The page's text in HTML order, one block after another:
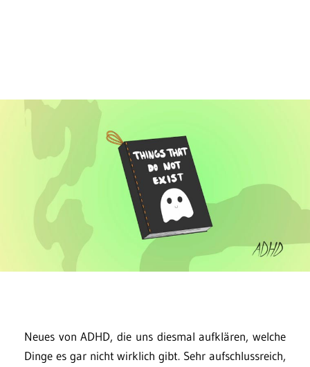
Neues von ADHD, die uns diesmal aufklären, welche
Dinge es gar nicht wirklich gibt. Sehr aufschlussreich,